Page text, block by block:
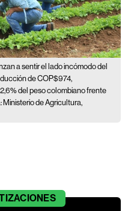
a sentir el lado incómodo del
de COP$974,
del peso colombiano frente
Ministerio de Agricultura,